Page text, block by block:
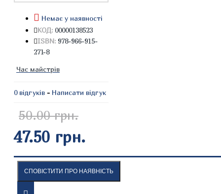
Немає у наявності
КОД: 00000138523
ISBN: 978-966-915-
271-8
Час майстрів
0 відгуків - Написати відгук
50.00 грн.
47.50 грн.
СПОВІСТИТИ ПРО НАЯВНІСТЬ
ОПИС ВІДГУКИ